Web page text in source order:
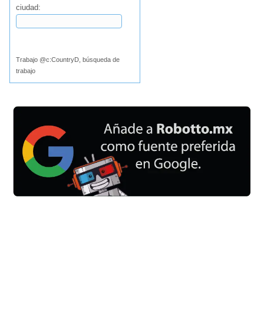
ciudad:
Trabajo @c:CountryD, búsqueda de
trabajo